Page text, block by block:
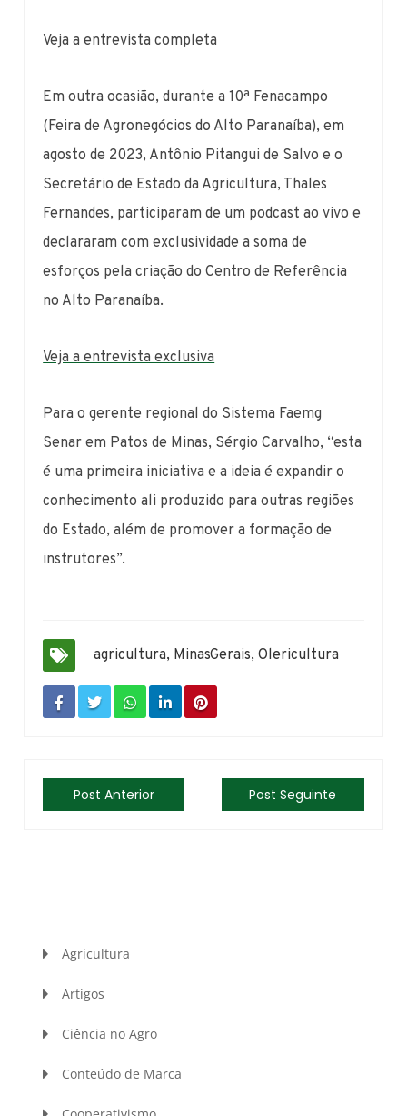
Veja a entrevista completa
Em outra ocasião, durante a 10ª Fenacampo
(Feira de Agronegócios do Alto Paranaíba), em
agosto de 2023, Antônio Pitangui de Salvo e o
Secretário de Estado da Agricultura, Thales
Fernandes, participaram de um podcast ao vivo e
declararam com exclusividade a soma de
esforços pela criação do Centro de Referência
no Alto Paranaíba.
Veja a entrevista exclusiva
Para o gerente regional do Sistema Faemg
Senar em Patos de Minas, Sérgio Carvalho, “esta
é uma primeira iniciativa e a ideia é expandir o
conhecimento ali produzido para outras regiões
do Estado, além de promover a formação de
instrutores”.
agricultura, MinasGerais,Olericultura
Post Anterior Post Seguinte
Agricultura
Artigos
Ciência no Agro
Conteúdo de Marca